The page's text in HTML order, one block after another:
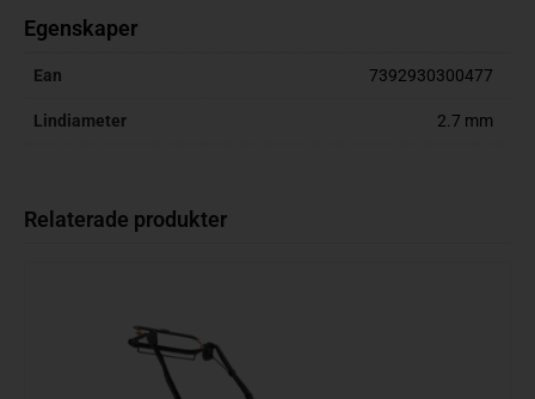
Egenskaper
Ean 7392930300477
Lindiameter 2.7 mm
Relaterade produkter